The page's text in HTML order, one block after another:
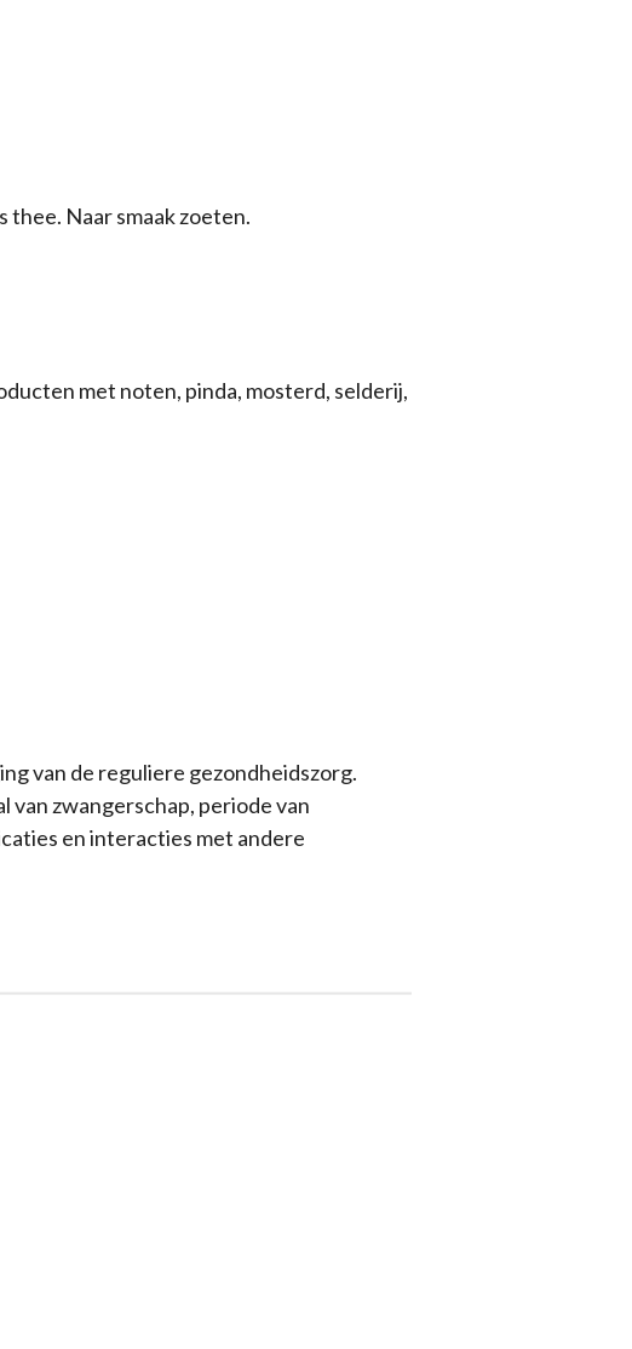
Naar smaak zoeten.
met noten, pinda, mosterd, selderij,
van de reguliere gezondheidszorg.
van zwangerschap, periode van
en interacties met andere